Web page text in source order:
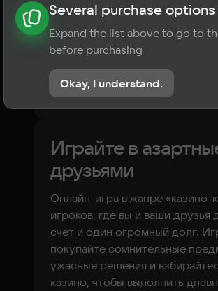
About the game News
? Player ratings
No reviews
Играйте в
друзьями
Онлайн-игра в жанре «казино-
игроков, где вы и ваши друзья
счет и один огромный долг.
покупайте сомнительные
ужасные решения и
казино, чтобы выполнить
Several purchase
Expand the list above to go to
before purchasing
Okay, I understand.